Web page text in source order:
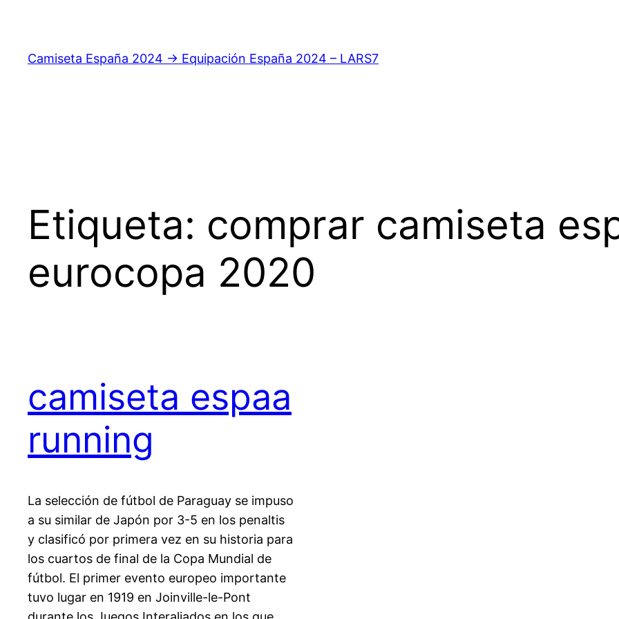
contenido
Camiseta España 2024 → Equipación España 2024 – LARS7
Etiqueta: comprar camiseta
eurocopa 2020
camiseta espaa
running
La selección de fútbol de Paraguay se impuso
a su similar de Japón por 3-5 en los penaltis
y clasificó por primera vez en su historia para
los cuartos de final de la Copa Mundial de
fútbol. El primer evento europeo importante
tuvo lugar en 1919 en Joinville-le-Pont